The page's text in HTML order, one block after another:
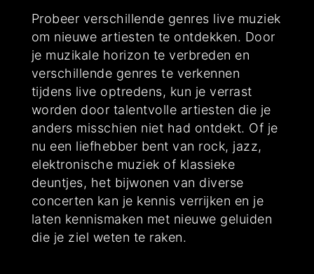
Probeer verschillende genres live muziek
om nieuwe artiesten te ontdekken. Door
je muzikale horizon te verbreden en
verschillende genres te verkennen
tijdens live optredens, kun je verrast
worden door talentvolle artiesten die je
anders misschien niet had ontdekt. Of je
nu een liefhebber bent van rock, jazz,
elektronische muziek of klassieke
deuntjes, het bijwonen van diverse
concerten kan je kennis verrijken en je
laten kennismaken met nieuwe geluiden
die je ziel weten te raken.